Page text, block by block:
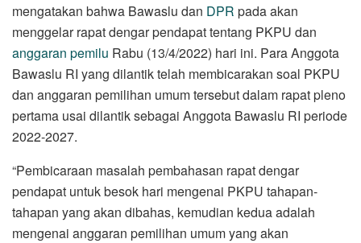
mengatakan bahwa Bawaslu dan DPR pada akan
menggelar rapat dengar pendapat tentang PKPU dan
anggaran pemilu Rabu (13/4/2022) hari ini. Para Anggota
Bawaslu RI yang dilantik telah membicarakan soal PKPU
dan anggaran pemilihan umum tersebut dalam rapat pleno
pertama usai dilantik sebagai Anggota Bawaslu RI periode
2022-2027.
“Pembicaraan masalah pembahasan rapat dengar
pendapat untuk besok hari mengenai PKPU tahapan-
tahapan yang akan dibahas, kemudian kedua adalah
mengenai anggaran pemilihan umum yang akan